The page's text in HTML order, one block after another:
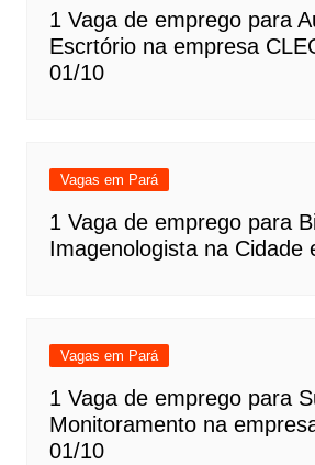
1 Vaga de emprego para
Escrtório na empresa
01/10
Vagas em Pará
1 Vaga de emprego para
Imagenologista na Cidade
Vagas em Pará
1 Vaga de emprego para
Monitoramento na
01/10